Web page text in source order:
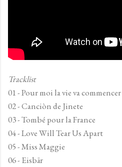
Tracklist
01 - Pour moi la vie va commencer
02 - Canciòn de Jinete
03 - Tombé pour la France
04 - Love Will Tear Us Apart
05 - Miss Maggie
06 - Eisbär